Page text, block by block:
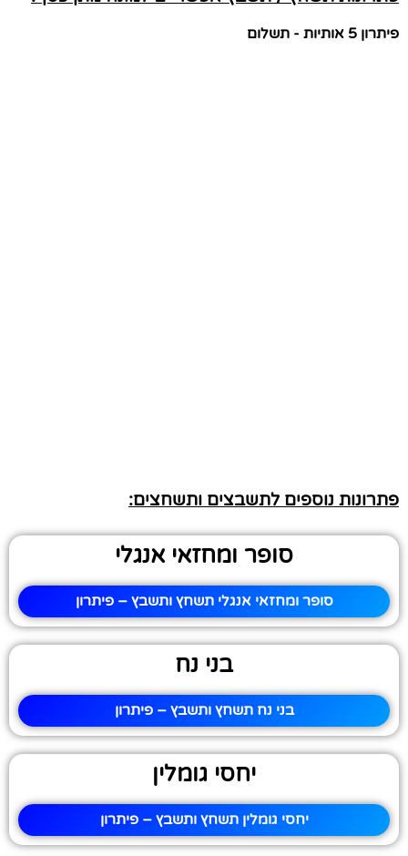
פיתרון 5 אותיות - תשלום
פתרונות נוספים לתשבצים ותשחצים:
סופר ומחזאי אנגלי
סופר ומחזאי אנגלי תשחץ ותשבץ – פיתרון
בני נח
בני נח תשחץ ותשבץ – פיתרון
יחסי גומלין
יחסי גומלין תשחץ ותשבץ – פיתרון